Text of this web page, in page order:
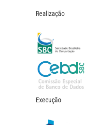
Realização
Execução